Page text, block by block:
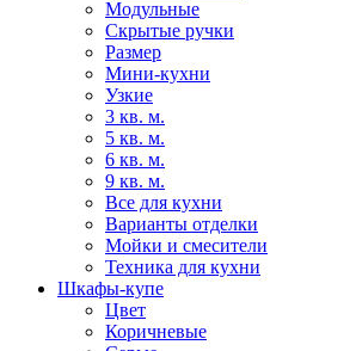
Модульные
Скрытые ручки
Размер
Мини-кухни
Узкие
3 кв. м.
5 кв. м.
6 кв. м.
9 кв. м.
Все для кухни
Варианты отделки
Мойки и смесители
Техника для кухни
Шкафы-купе
Цвет
Коричневые